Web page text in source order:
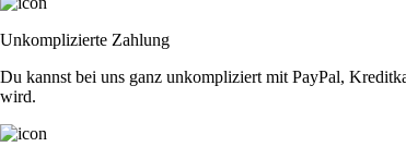
Unkomplizierte Zahlung
Du kannst bei uns ganz unkompliziert mit PayPal,
wird.